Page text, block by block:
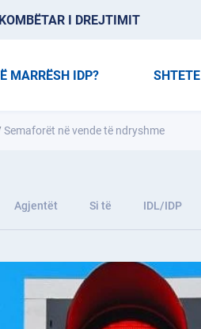
I DREJTIMIT
MARRËSH IDP? SHTETE
Semaforët në vende të ndryshme
Agjentët Si të IDL/IDP